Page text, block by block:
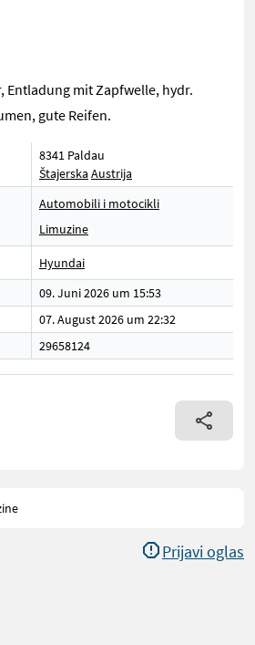
Entladung mit Zapfwelle, hydr.
gute Reifen.
8341 Paldau
Štajerska Austrija
Automobili i motocikli
Limuzine
Hyundai
09. Juni 2026 um 15:53
07. August 2026 um 22:32
29658124
Prijavi oglas